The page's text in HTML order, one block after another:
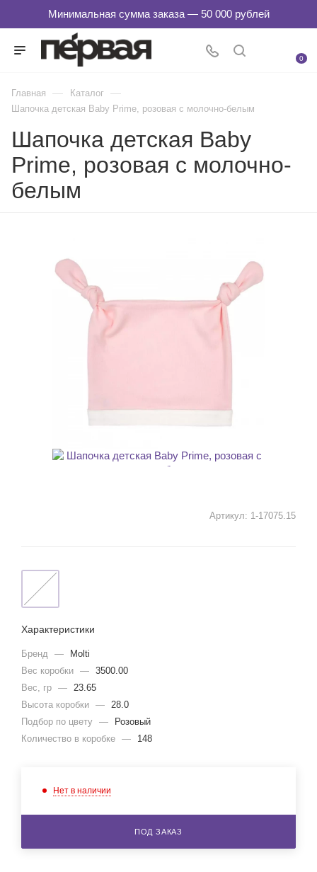
0
Главная — Каталог —
Шапочка детская Baby Prime, розовая с молочно-белым
Шапочка детская Baby
Prime, розовая с молочно-
белым
Артикул: 1-17075.15
Характеристики
Бренд —
Molti
Вес коробки — 3500.00
Вес, гр — 23.65
Высота коробки — 28.0
Подбор по цвету —
Розовый
Количество в коробке — 148
Нет в наличии
ПОД ЗАКАЗ